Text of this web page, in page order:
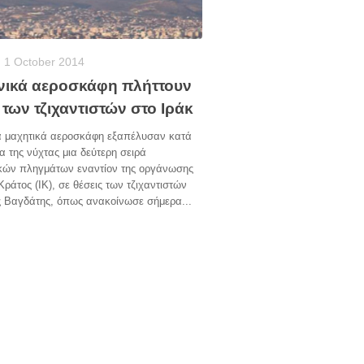
1 October 2014
αεροσκάφη πλήττουν
των τζιχαντιστών στο Ιράκ
μαχητικά αεροσκάφη εξαπέλυσαν κατά
της νύχτας μια δεύτερη σειρά
πληγμάτων εναντίον της οργάνωσης
(ΙΚ), σε θέσεις των τζιχαντιστών
Βαγδάτης, όπως ανακοίνωσε σήμερα...